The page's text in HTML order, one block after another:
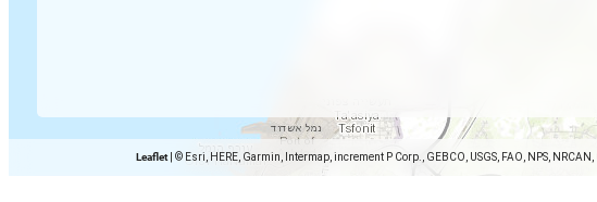
Leaflet © Esri, HERE, Garmin, Intermap, increment P Corp., GEBCO, USGS, FAO, NPS,